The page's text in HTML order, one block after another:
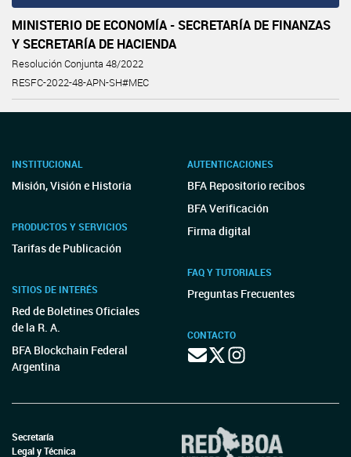
MINISTERIO DE ECONOMÍA - SECRETARÍA DE FINANZAS
Y SECRETARÍA DE HACIENDA
Resolución Conjunta 48/2022
RESFC-2022-48-APN-SH#MEC
INSTITUCIONAL
Misión, Visión e Historia
PRODUCTOS Y SERVICIOS
Tarifas de Publicación
SITIOS DE INTERÉS
Red de Boletines Oficiales
de la R. A.
BFA Blockchain Federal
Argentina
AUTENTICACIONES
BFA Repositorio recibos
BFA Verificación
Firma digital
FAQ Y TUTORIALES
Preguntas Frecuentes
CONTACTO
Secretaría
Legal y Técnica